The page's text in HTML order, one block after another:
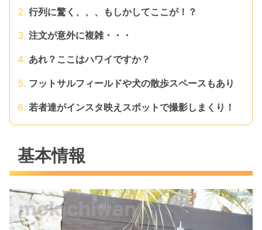
行列に驚く、、、もしかしてここが！？
注文が意外に複雑・・・
あれ？ここはハワイですか？
フットサルフィールドや犬の散歩スペースもあり
若者達がインスタ映えスポットで撮影しまくり！
基本情報